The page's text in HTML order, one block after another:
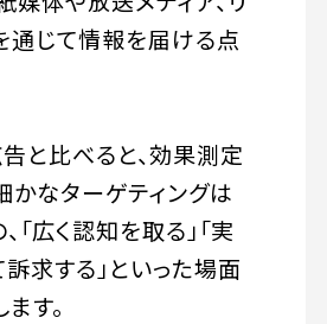
通じて情報を届ける点
と比べると、効果測定
かなターゲティングは
「広く認知を取る」「実
求する」といった場面
す。